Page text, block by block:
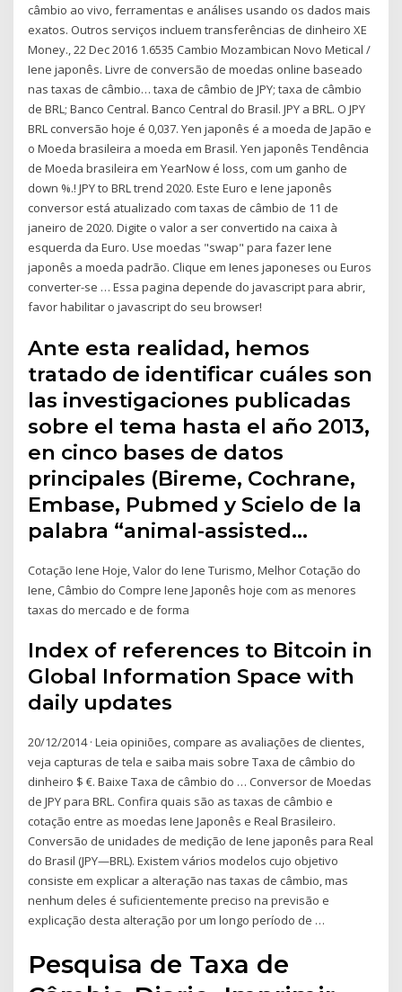
câmbio ao vivo, ferramentas e análises usando os dados mais
exatos. Outros serviços incluem transferências de dinheiro XE
Money., 22 Dec 2016 1.6535 Cambio Mozambican Novo Metical /
Iene japonês. Livre de conversão de moedas online baseado
nas taxas de câmbio… taxa de câmbio de JPY; taxa de câmbio
de BRL; Banco Central. Banco Central do Brasil. JPY a BRL. O JPY
BRL conversão hoje é 0,037. Yen japonês é a moeda de Japão e
o Moeda brasileira a moeda em Brasil. Yen japonês Tendência
de Moeda brasileira em YearNow é loss, com um ganho de
down %.! JPY to BRL trend 2020. Este Euro e Iene japonês
conversor está atualizado com taxas de câmbio de 11 de
janeiro de 2020. Digite o valor a ser convertido na caixa à
esquerda da Euro. Use moedas "swap" para fazer Iene
japonês a moeda padrão. Clique em Ienes japoneses ou Euros
converter-se … Essa pagina depende do javascript para abrir,
favor habilitar o javascript do seu browser!
Ante esta realidad, hemos
tratado de identificar cuáles son
las investigaciones publicadas
sobre el tema hasta el año 2013,
en cinco bases de datos
principales (Bireme, Cochrane,
Embase, Pubmed y Scielo de la
palabra “animal-assisted…
Cotação Iene Hoje, Valor do Iene Turismo, Melhor Cotação do
Iene, Câmbio do Compre Iene Japonês hoje com as menores
taxas do mercado e de forma
Index of references to Bitcoin in
Global Information Space with
daily updates
20/12/2014 · ‎Leia opiniões, compare as avaliações de clientes,
veja capturas de tela e saiba mais sobre Taxa de câmbio do
dinheiro $ €. Baixe Taxa de câmbio do … Conversor de Moedas
de JPY para BRL. Confira quais são as taxas de câmbio e
cotação entre as moedas Iene Japonês e Real Brasileiro.
Conversão de unidades de medição de Iene japonês para Real
do Brasil (JPY—BRL). Existem vários modelos cujo objetivo
consiste em explicar a alteração nas taxas de câmbio, mas
nenhum deles é suficientemente preciso na previsão e
explicação desta alteração por um longo período de …
Pesquisa de Taxa de